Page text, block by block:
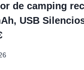
de camping
USB